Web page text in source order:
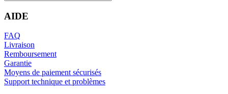
AIDE
FAQ
Livraison
Remboursement
Garantie
Moyens de paiement sécurisés
Support technique et problèmes